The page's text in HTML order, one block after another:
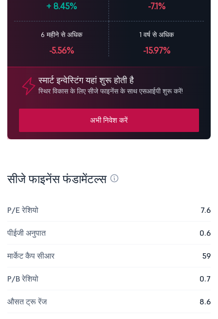
+8.45% -7.1%
6 महीने से अधिक
-5.56%
1 वर्ष से अधिक
-15.97%
स्मार्ट इन्वेस्टिंग यहां शुरू होती है
स्थिर विकास के लिए सीजे फाइनेंस के साथ एसआईपी शुरू करें!
अभी निवेश करें
सीजे फाइनेंस फंडामेंटल्स
P/E रेशियो 7.6
पीईजी अनुपात 0.6
मार्केट कैप सीआर 59
P/B रेशियो 0.7
औसत ट्रू रेंज 8.6